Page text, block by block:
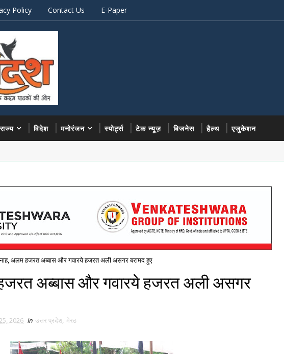
Policy Contact Us E-Paper
राज्य विदेश मनोरंजन स्पोर्ट्स टेक न्यूज़ बिजनेस हैल्थ एजुकेशन
अलम हजरत अब्बास और गवारये हजरत अली असगर बरामद हुए
अब्बास और गवारये हजरत अली असगर
2026 in उत्तर प्रदेश, मेरठ